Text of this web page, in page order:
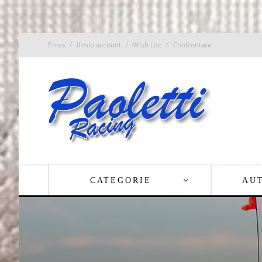
Entra Il mio account Wish List Confrontare
CATEGORIE